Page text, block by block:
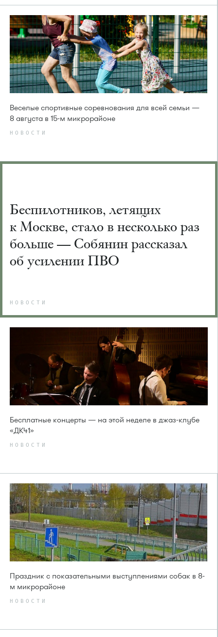
Веселые спортивные соревнования для всей семьи —
8 августа в 15-м микрорайоне
НОВОСТИ
Беспилотников, летящих
к Москве, стало в несколько раз
больше — Собянин рассказал
об усилении ПВО
НОВОСТИ
Бесплатные концерты — на этой неделе в джаз-клубе
«ДК41»
НОВОСТИ
Праздник с показательными выступлениями собак в 8-
м микрорайоне
НОВОСТИ